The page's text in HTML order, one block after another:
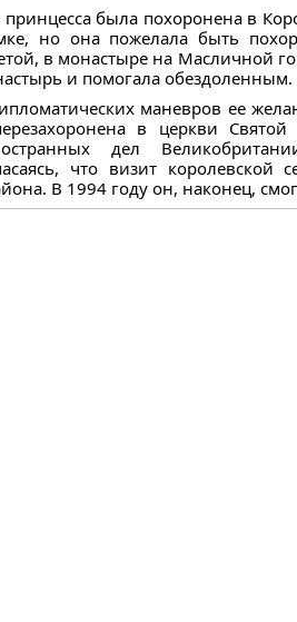
была похоронена в
но она пожелала быть
в монастыре на Масличной
и помогала обездоленным.
маневров ее
в церкви
дел
что визит
В 1994 году он, наконец,